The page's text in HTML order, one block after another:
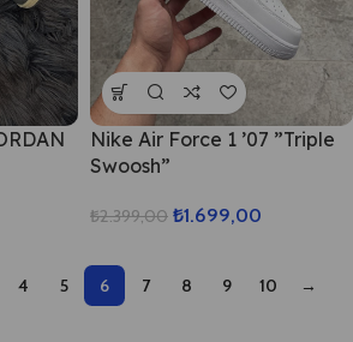
Nike Air Force 1 ’07 ”Triple
Swoosh”
₺2.399,00 ₺1.699,00
4 5 6 7 8 9 10 →